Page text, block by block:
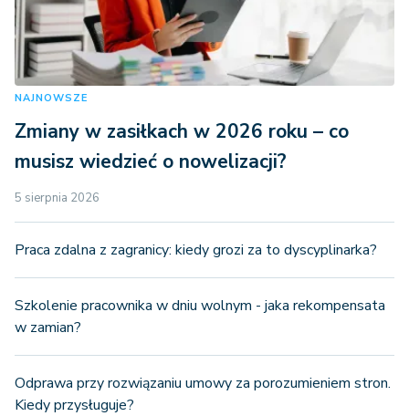
NAJNOWSZE
Zmiany w zasiłkach w 2026 roku – co
musisz wiedzieć o nowelizacji?
5 sierpnia 2026
Praca zdalna z zagranicy: kiedy grozi za to dyscyplinarka?
Szkolenie pracownika w dniu wolnym - jaka rekompensata
w zamian?
Odprawa przy rozwiązaniu umowy za porozumieniem stron.
Kiedy przysługuje?